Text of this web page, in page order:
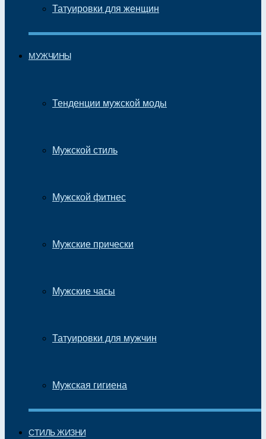
Татуировки для женщин
МУЖЧИНЫ
Тенденции мужской моды
Мужской стиль
Мужской фитнес
Мужские прически
Мужские часы
Татуировки для мужчин
Мужская гигиена
СТИЛЬ ЖИЗНИ